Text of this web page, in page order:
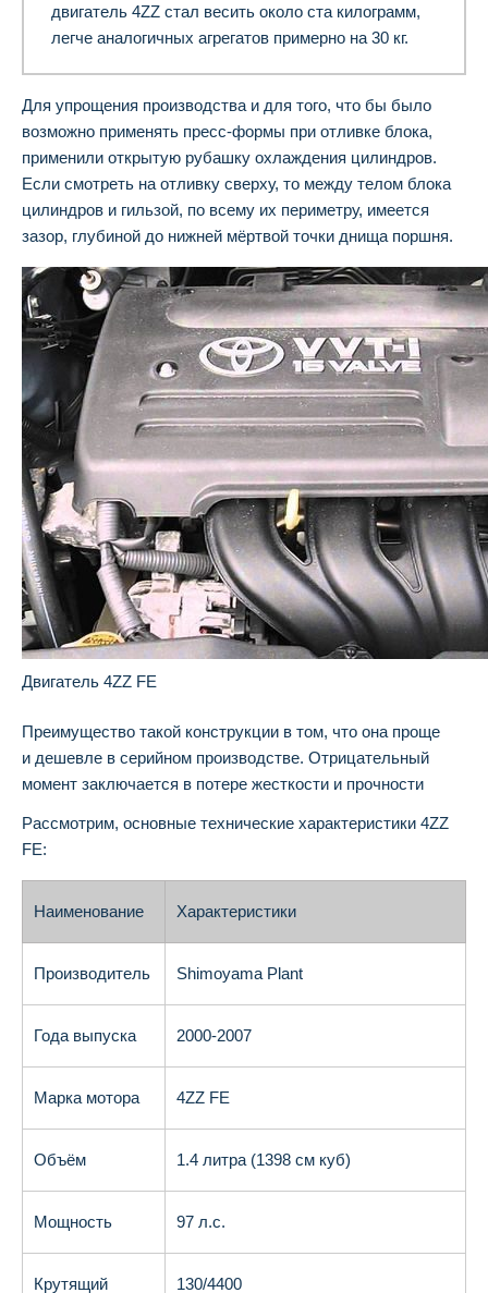
двигатель 4ZZ стал весить около ста килограмм,
легче аналогичных агрегатов примерно на 30 кг.
Для упрощения производства и для того, что бы было
возможно применять пресс-формы при отливке блока,
применили открытую рубашку охлаждения цилиндров.
Если смотреть на отливку сверху, то между телом блока
цилиндров и гильзой, по всему их периметру, имеется
зазор, глубиной до нижней мёртвой точки днища поршня.
Двигатель 4ZZ FE
Преимущество такой конструкции в том, что она проще
и дешевле в серийном производстве. Отрицательный
момент заключается в потере жесткости и прочности
Рассмотрим, основные технические характеристики 4ZZ
FE:
Наименование Характеристики
Производитель Shimoyama Plant
Года выпуска 2000-2007
Марка мотора 4ZZ FE
Объём 1.4 литра (1398 см куб)
Мощность 97 л.с.
Крутящий 130/4400